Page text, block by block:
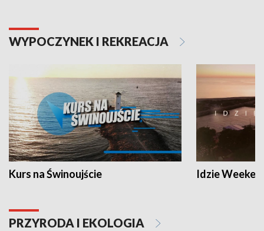
WYPOCZYNEK I REKREACJA
Kurs na Świnoujście Idzie
PRZYRODA I EKOLOGIA